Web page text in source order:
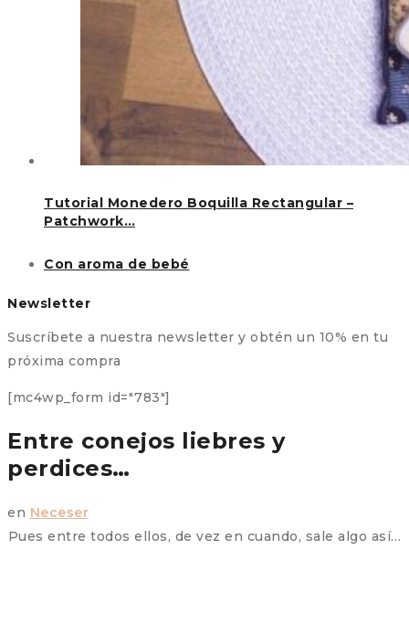
Tutorial Monedero Boquilla Rectangular –
Patchwork…
Con aroma de bebé
Newsletter
Suscríbete a nuestra newsletter y obtén un 10% en tu
próxima compra
[mc4wp_form id="783"]
Entre conejos liebres y
perdices…
en Neceser
Pues entre todos ellos, de vez en cuando, sale algo así…